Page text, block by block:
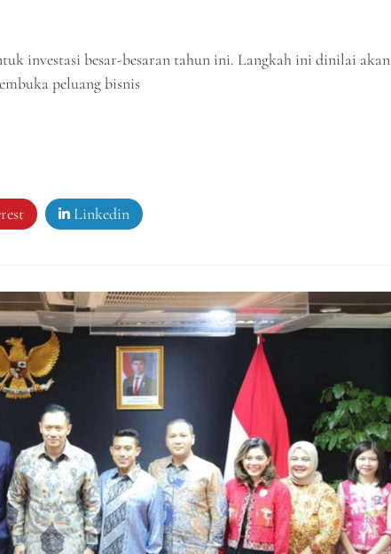
investasi besar-besaran tahun ini. Langkah ini dinilai akan
peluang bisnis
Linkedin